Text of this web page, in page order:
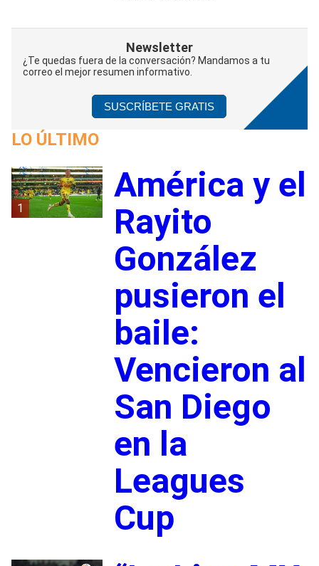
Newsletter
¿Te quedas fuera de la conversación? Mandamos a tu
correo el mejor resumen informativo.
SUSCRÍBETE GRATIS
LO ÚLTIMO
1
América y el
Rayito
González
pusieron el
baile:
Vencieron al
San Diego
en la
Leagues
Cup